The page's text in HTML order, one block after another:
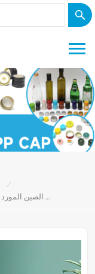
/
الصين المورد مخصص الطباعة المشروبات ينتهي غطاء RPT